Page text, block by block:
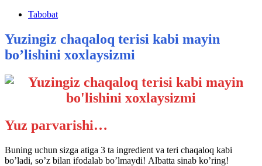
Tabobat
Yuzingiz chaqaloq terisi kabi mayin
bo’lishini xoxlaysizmi
Yuz parvarishi…
Buning uchun sizga atiga 3 ta ingredient va teri chaqaloq kabi
boʼladi, soʼz bilan ifodalab boʼlmaydi! Аlbatta sinab koʼring!